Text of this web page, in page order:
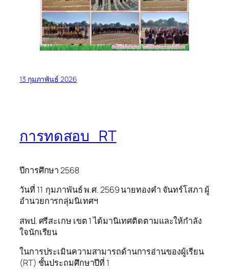
13 กุมภาพันธ์ 2026
การทดสอบ RT
ปีการศึกษา 2568
วันที่ 11 กุมภาพันธ์ พ.ศ. 2569 นายทองคำ จันทร์โสภา ผู้
อำนวยการกลุ่มนิเทศฯ
สพป. ศรีสะเกษ เขต 1 ได้มานิเทศติดตามและให้กำลัง
ใจนักเรียน
ในการประเมินความสามารถด้านการอ่านของผู้เรียน
(RT) ชั้นประถมศึกษาปีที่ 1